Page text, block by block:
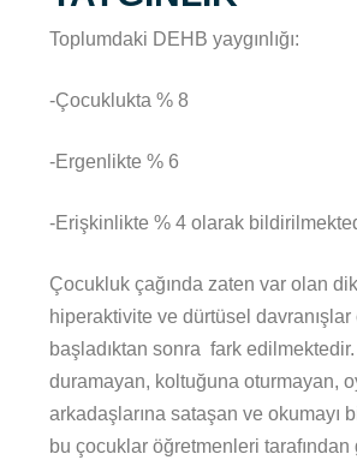
Toplumdaki DEHB yaygınlığı:
-Çocuklukta % 8
-Ergenlikte % 6
-Erişkinlikte % 4 olarak
Çocukluk çağında zaten var olan
hiperaktivite ve dürtüsel
başladıktan sonra fark edilmektedir.
duramayan, koltuğuna oturmayan,
arkadaşlarına sataşan ve okumayı
bu çocuklar öğretmenleri tarafından